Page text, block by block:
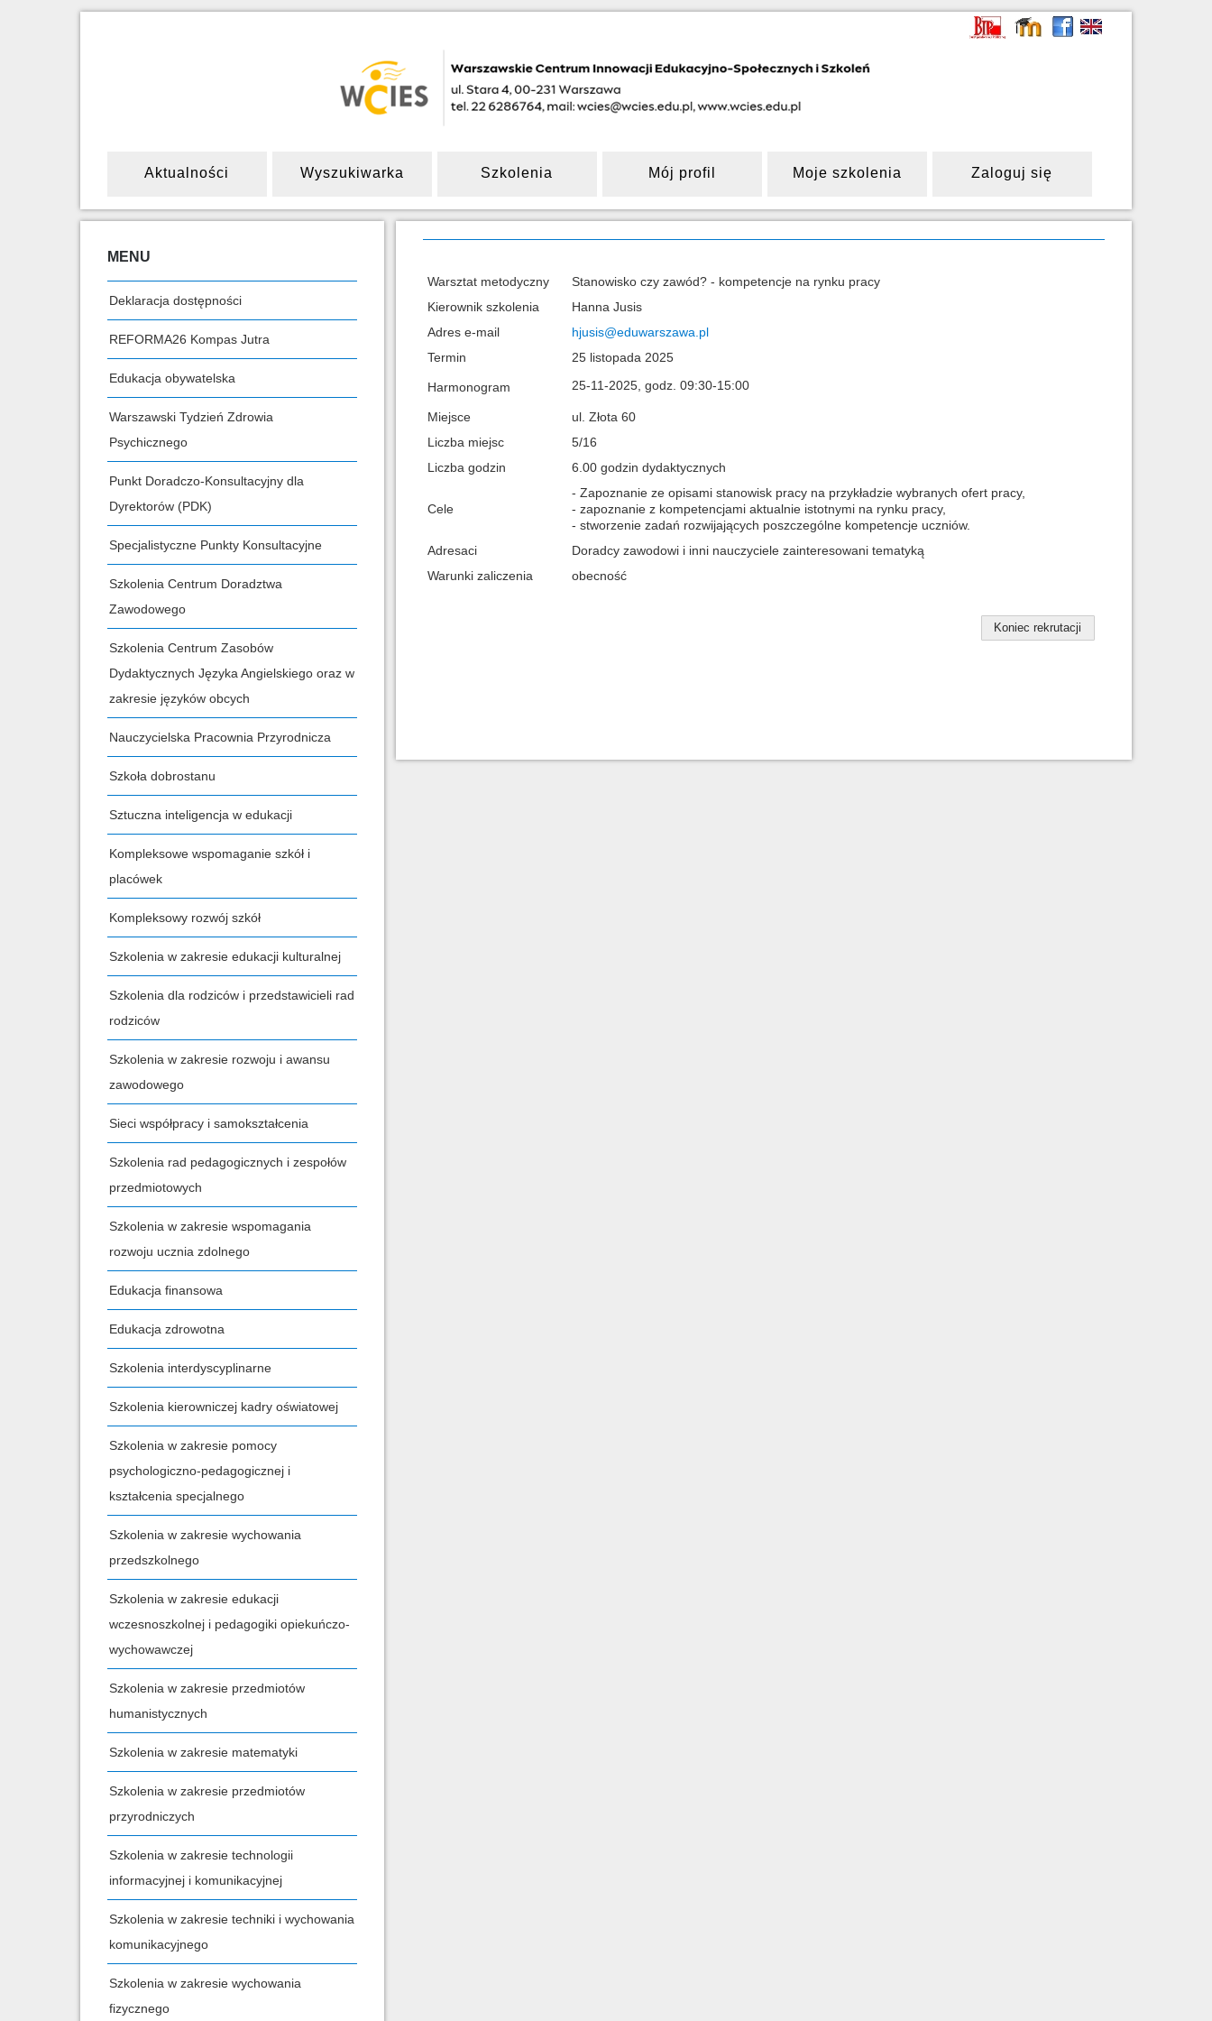
Aktualności Wyszukiwarka Szkolenia Mój profil Moje szkolenia Zaloguj się
Warsztat metodyczny
Stanowisko czy zawód? - kompetencje na rynku pracy
Kierownik szkolenia
Hanna Jusis
Adres e-mail
hjusis@eduwarszawa.pl
Termin
25 listopada 2025
Harmonogram 25-11-2025, godz. 09:30-15:00
Miejsce
ul. Złota 60
Liczba miejsc
5/16
Liczba godzin
6.00 godzin dydaktycznych
Cele
- Zapoznanie ze opisami stanowisk pracy na przykładzie wybranych ofert pracy,
- zapoznanie z kompetencjami aktualnie istotnymi na rynku pracy,
- stworzenie zadań rozwijających poszczególne kompetencje uczniów.
Adresaci
Doradcy zawodowi i inni nauczyciele zainteresowani tematyką
Warunki zaliczenia
obecność
Koniec rekrutacji
MENU
Deklaracja dostępności
REFORMA26 Kompas Jutra
Edukacja obywatelska
Warszawski Tydzień Zdrowia
Psychicznego
Punkt Doradczo-Konsultacyjny dla
Dyrektorów (PDK)
Specjalistyczne Punkty Konsultacyjne
Szkolenia Centrum Doradztwa
Zawodowego
Szkolenia Centrum Zasobów
Dydaktycznych Języka Angielskiego oraz w
zakresie języków obcych
Nauczycielska Pracownia Przyrodnicza
Szkoła dobrostanu
Sztuczna inteligencja w edukacji
Kompleksowe wspomaganie szkół i
placówek
Kompleksowy rozwój szkół
Szkolenia w zakresie edukacji kulturalnej
Szkolenia dla rodziców i przedstawicieli rad
rodziców
Szkolenia w zakresie rozwoju i awansu
zawodowego
Sieci współpracy i samokształcenia
Szkolenia rad pedagogicznych i zespołów
przedmiotowych
Szkolenia w zakresie wspomagania
rozwoju ucznia zdolnego
Edukacja finansowa
Edukacja zdrowotna
Szkolenia interdyscyplinarne
Szkolenia kierowniczej kadry oświatowej
Szkolenia w zakresie pomocy
psychologiczno-pedagogicznej i
kształcenia specjalnego
Szkolenia w zakresie wychowania
przedszkolnego
Szkolenia w zakresie edukacji
wczesnoszkolnej i pedagogiki opiekuńczo-
wychowawczej
Szkolenia w zakresie przedmiotów
humanistycznych
Szkolenia w zakresie matematyki
Szkolenia w zakresie przedmiotów
przyrodniczych
Szkolenia w zakresie technologii
informacyjnej i komunikacyjnej
Szkolenia w zakresie techniki i wychowania
komunikacyjnego
Szkolenia w zakresie wychowania
fizycznego